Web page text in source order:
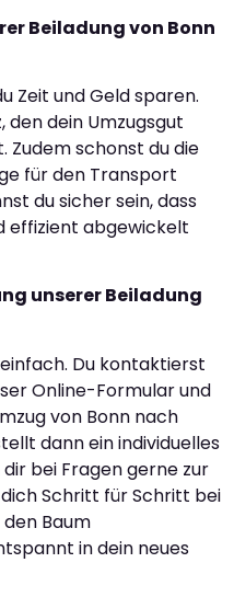
Beiladung von Bonn
Zeit und Geld sparen.
den dein Umzugsgut
Zudem schonst du die
für den Transport
du sicher sein, dass
effizient abgewickelt
unserer Beiladung
Du kontaktierst
Online-Formular und
von Bonn nach
dann ein individuelles
bei Fragen gerne zur
Schritt für Schritt bei
Baum
in dein neues